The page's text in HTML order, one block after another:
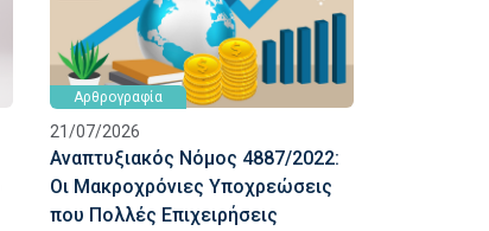
Αρθρογραφία
21/07/2026
Αναπτυξιακός Νόμος 4887/2022:
Οι Μακροχρόνιες Υποχρεώσεις
που Πολλές Επιχειρήσεις